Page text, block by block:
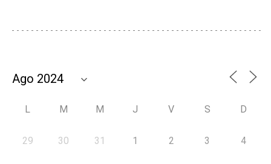
L M M J V S D
29 30 31 1 2 3 4